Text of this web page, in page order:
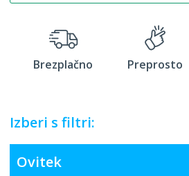
Brezplačno Preprosto
Izberi s filtri:
Ovitek